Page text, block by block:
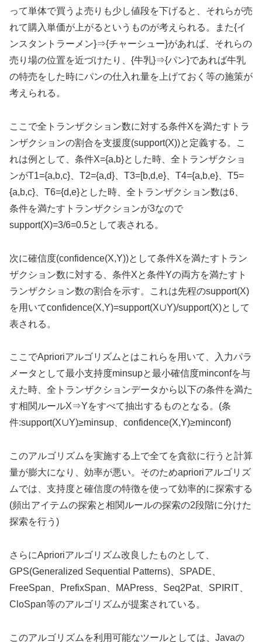
って単体で買うよ売りも少し値段を下げると、それらが売
れて購入単価が上がるというものが考えられる。また{イ
ンスタントラーメン}⇒{チャーシュー}があれば、それらの
売り場の位置を近づけたり、{牛乳}⇒{パン}であれば牛乳
の特売をした時にパンの仕入れ量を上げておく等の施策が
考えられる。
ここで全トランザクション数に対する条件Xを満たすトラ
ンザクションの割合を支援度(support(X))と定義する。こ
れは例として、条件X={a,b}とした時、全トランザクショ
ンがT1={a,b,c}、T2={a,d}、T3=[b,d,e}、T4={a,b,e}、T5=
{a,b,c}、T6={d,e}とした時、全トランザクション数は6、
条件を満たすトランザクションが3なので
support(X)=3/6=0.5として表される。
次に確信度(confidence(X,Y))として条件Xを満たすトラン
ザクション数に対する、条件Xと条件Yの両方を満たすト
ランザクション数の割合を示す。これは先程のsupport(X)
を用いてconfidence(X,Y)=support(X∪Y)/support(X)として
表される。
ここでAprioriアルゴリズムとはこれらを用いて、入力パラ
メータとして最小支持度minsupと最小確信度minconfを与
えた時、全トランザクションデータから以下の条件を満た
す相関ルールX⇒Yをすべて抽出するものとなる。(条
件:support(X∪Y)≥minsup、confidence(X,Y)≥minconf)
このアルゴリズムを実施する上で全てを貪欲に行うと計算
量が膨大になり、効率が悪い。そのためaprioriアルゴリズ
ムでは、支持度と確信度の特徴を使って効率的に探索する
(頻出アイテムの探索と相関ルールの探索の2段階に分けた
探索を行う)
さらにAprioriアルゴリズム改良したものとして、
GPS(Generalized Sequential Patterns) 、SPADE、
FreeSpan、PrefixSpan、MAPress、Seq2Pat、SPIRIT、
CloSpan等のアルゴリズムが提案されている。
このアルゴリズムを利用可能なツールとしては、Javaの